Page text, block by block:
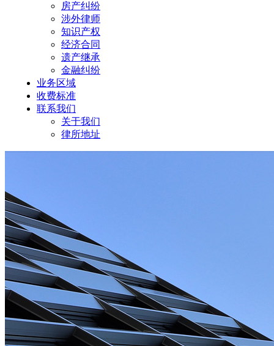
房产纠纷
涉外律师
知识产权
经济合同
遗产继承
金融纠纷
业务区域
收费标准
联系我们
关于我们
律所地址